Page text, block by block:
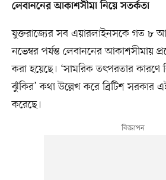
লেবাননের আকাশসীমা নিয়ে সতর্কতা
যুক্তরাজ্যের সব এয়ারলাইনসকে গত ৮
নভেম্বর পর্যন্ত লেবাননের আকাশসীমায়
করা হয়েছে। ‘সামরিক তৎপরতার কারণে
ঝুঁকির’ কথা উল্লেখ করে ব্রিটিশ সরকার
করেছে।